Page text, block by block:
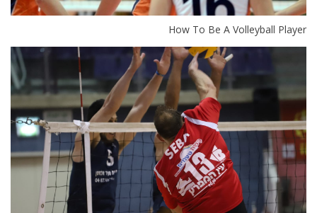
How To Be A Volleyball Player